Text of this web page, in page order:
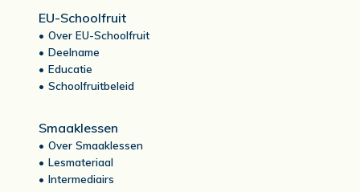
EU-Schoolfruit
Over EU-Schoolfruit
Deelname
Educatie
Schoolfruitbeleid
Smaaklessen
Over Smaaklessen
Lesmateriaal
Intermediairs